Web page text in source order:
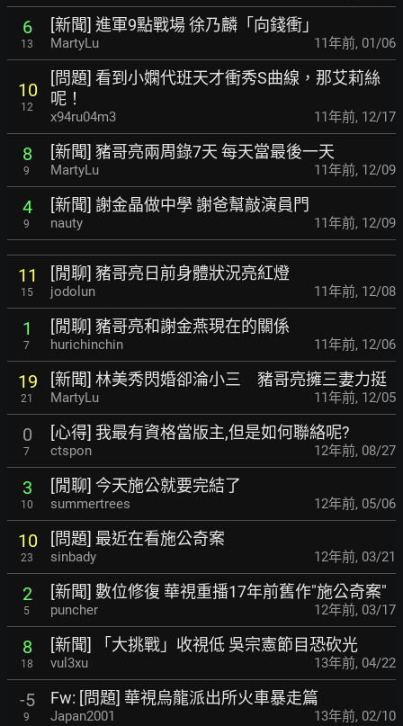
6
13
[新聞] 進軍9點戰場 徐乃麟「向錢衝」
MartyLu 11年前, 01/06
10
12
[問題] 看到小嫻代班天才衝秀S曲線，那艾莉絲
呢！
x94ru04m3 11年前, 12/17
8
9
[新聞] 豬哥亮兩周錄7天 每天當最後一天
MartyLu 11年前, 12/09
4
9
[新聞] 謝金晶做中學 謝爸幫敲演員門
nauty 11年前, 12/09
11
15
[閒聊] 豬哥亮日前身體狀況亮紅燈
jodolun 11年前, 12/08
1
7
[閒聊] 豬哥亮和謝金燕現在的關係
hurichinchin 11年前, 12/06
19
21
[新聞] 林美秀閃婚卻淪小三 豬哥亮擁三妻力挺
MartyLu 11年前, 12/05
0
7
[心得] 我最有資格當版主,但是如何聯絡呢?
ctspon 12年前, 08/27
3
10
[閒聊] 今天施公就要完結了
summertrees 12年前, 05/06
10
23
[問題] 最近在看施公奇案
sinbady 12年前, 03/21
2
5
[新聞] 數位修復 華視重播17年前舊作"施公奇案"
puncher 12年前, 03/17
8
18
[新聞] 「大挑戰」收視低 吳宗憲節目恐砍光
vul3xu 13年前, 04/22
-5
9
Fw: [問題] 華視烏龍派出所火車暴走篇
Japan2001 13年前, 02/10